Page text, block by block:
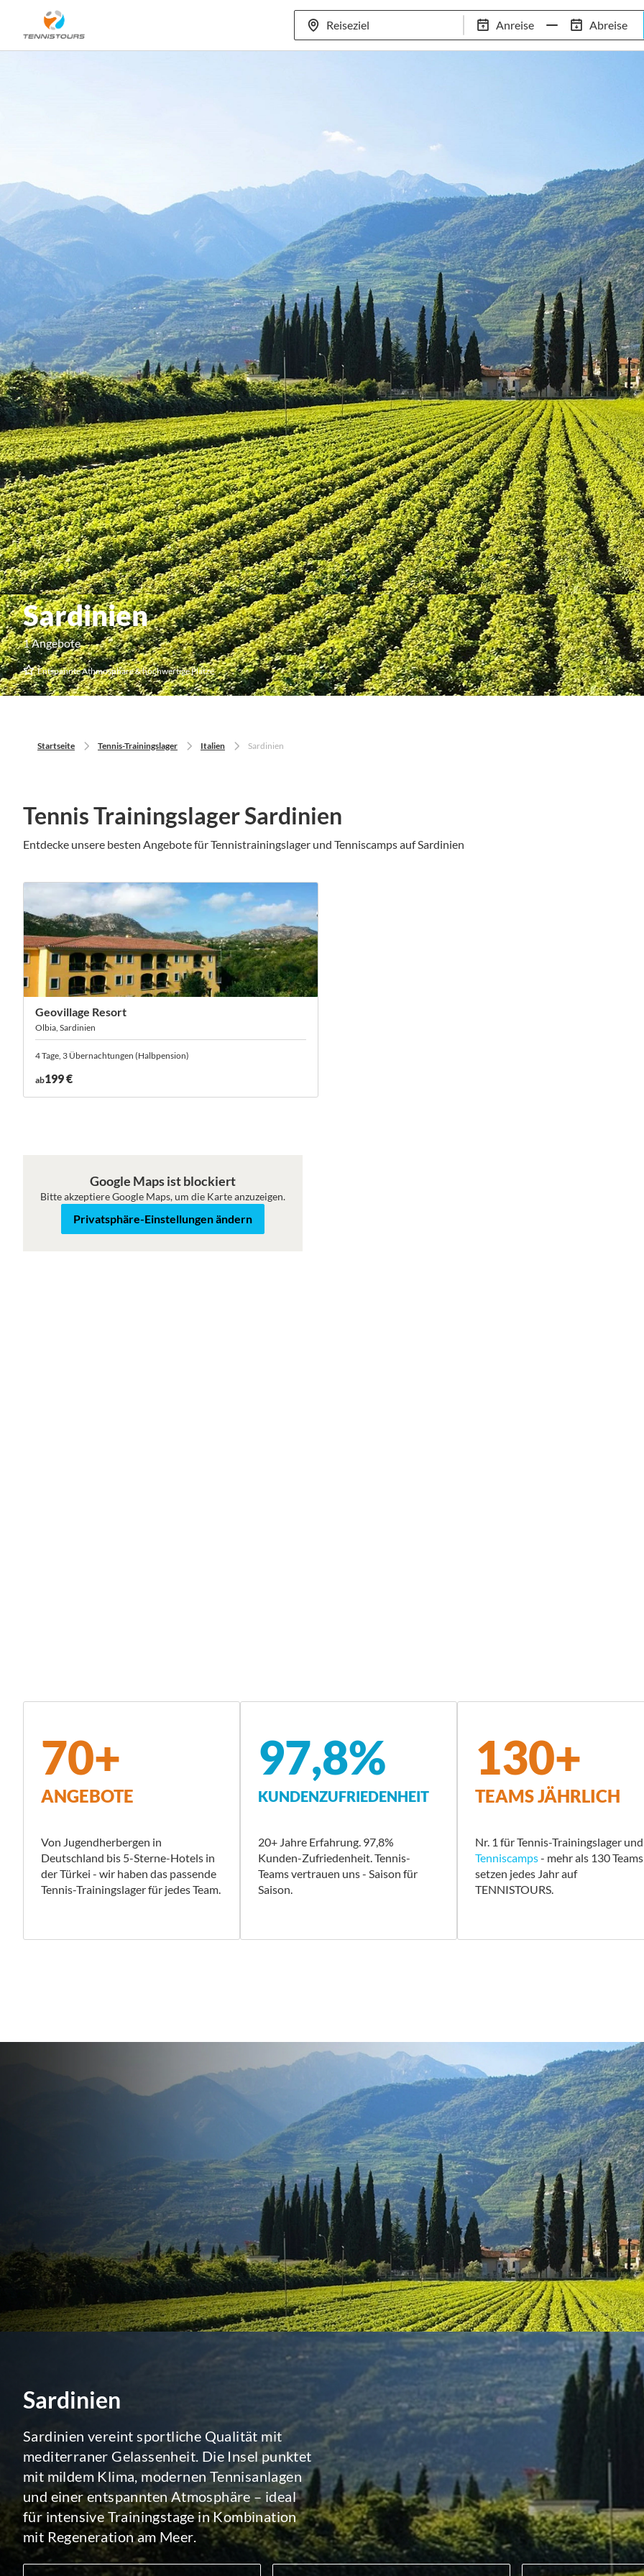
Anreise Abreise
Mehr als 70 Standorte 97,8% Weiterempfehlungsrate 20+ Jahre
Sardinien
1 Angebote
Entspannte Athmosphäre & hochwertige Plätze
Startseite Tennis-Trainingslager Italien Sardinien
Tennis Trainingslager Sardinien
Entdecke unsere besten Angebote für Tennistrainingslager und Tenniscamps auf Sardinien
Geovillage Resort
Olbia, Sardinien
4 Tage, 3 Übernachtungen (Halbpension)
ab199 €
Karte Satellit
Google Maps ist blockiert
Bitte akzeptiere Google Maps, um die Karte anzuzeigen.
Privatsphäre-Einstellungen ändern
70+
ANGEBOTE
Von Jugendherbergen in
Deutschland bis 5-Sterne-Hotels in
der Türkei - wir haben das passende
Tennis-Trainingslager für jedes Team.
97,8%
KUNDENZUFRIEDENHEIT
20+ Jahre Erfahrung. 97,8%
Kunden-Zufriedenheit. Tennis-
Teams vertrauen uns - Saison für
Saison.
130+
TEAMS JÄHRLICH
Nr. 1 für Tennis-Trainingslager und
Tenniscamps- mehr als 130 Teams
setzen jedes Jahr auf
TENNISTOURS.
Sardinien
Sardinien vereint sportliche Qualität mit
mediterraner Gelassenheit. Die Insel punktet
mit mildem Klima, modernen Tennisanlagen
und einer entspannten Atmosphäre – ideal
für intensive Trainingstage in Kombination
mit Regeneration am Meer.